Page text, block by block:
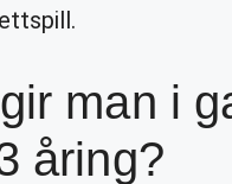
man i
åring?